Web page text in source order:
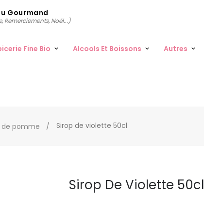
Gourmand
Remerciements, Noël...)
Fine Bio Alcools Et Boissons Autres
de pomme Sirop de violette 50cl
Sirop De Violette 50cl